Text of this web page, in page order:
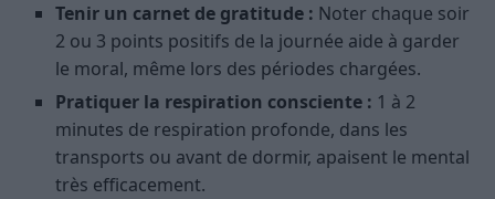
Tenir un carnet de gratitude : Noter chaque soir
2 ou 3 points positifs de la journée aide à garder
le moral, même lors des périodes chargées.
Pratiquer la respiration consciente : 1 à 2
minutes de respiration profonde, dans les
transports ou avant de dormir, apaisent le mental
très efficacement.